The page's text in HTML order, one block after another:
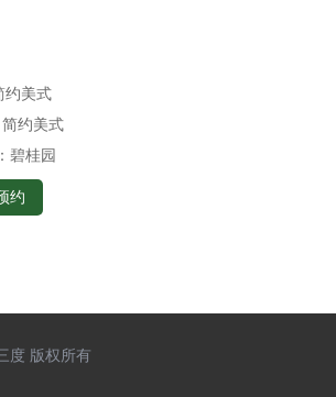
约美式
简约美式
碧桂园
约
度 版权所有